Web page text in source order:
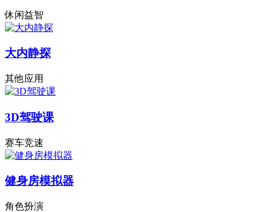
休闲益智
大内静探
其他应用
3D驾驶课
赛车竞速
健身房模拟器
角色扮演